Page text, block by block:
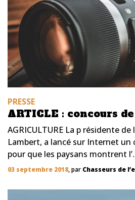
PRESSE
ARTICLE : concours
AGRICULTURE La p résidente de
Lambert, a lancé sur Internet un
pour que les paysans montrent
03 septembre 2018, par Chasseurs de